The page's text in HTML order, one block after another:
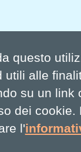
questo
alle
su un
dei
l'